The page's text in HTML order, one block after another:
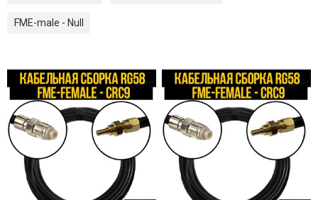
FME-male - Null